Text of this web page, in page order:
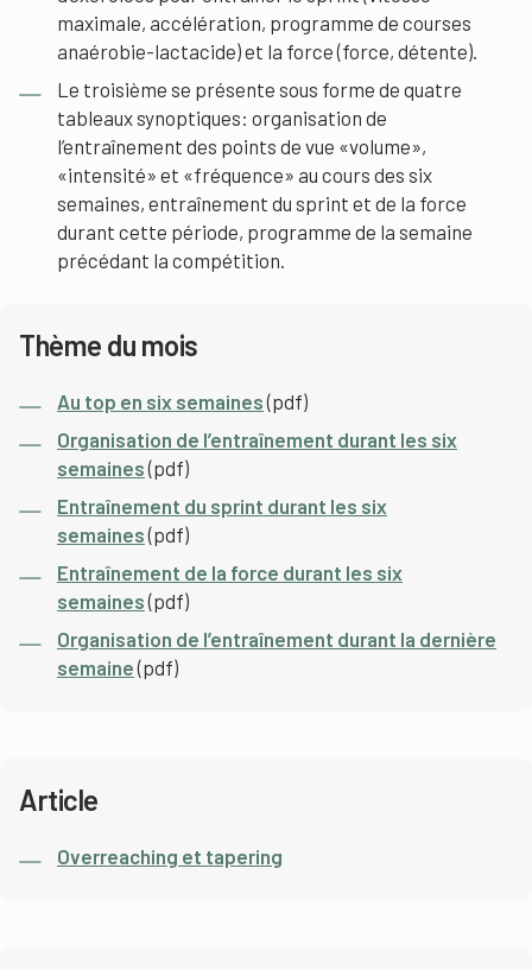
maximale, accélération, programme de courses
anaérobie-lactacide) et la force (force, détente).
Le troisième se présente sous forme de quatre
tableaux synoptiques: organisation de
l’entraînement des points de vue «volume»,
«intensité» et «fréquence» au cours des six
semaines, entraînement du sprint et de la force
durant cette période, programme de la semaine
précédant la compétition.
Thème du mois
Au top en six semaines(pdf)
Organisation de l’entraînement durant les six
semaines(pdf)
Entraînement du sprint durant les six
semaines(pdf)
Entraînement de la force durant les six
semaines(pdf)
Organisation de l’entraînement durant la dernière
semaine(pdf)
Article
Overreaching et tapering